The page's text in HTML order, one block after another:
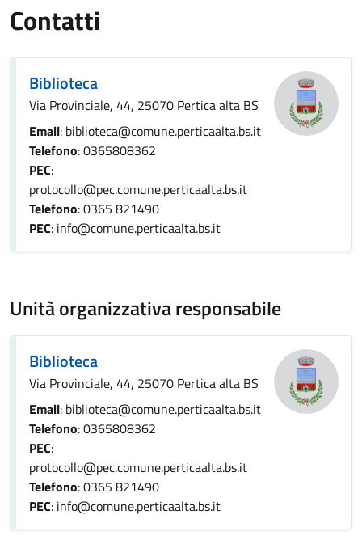
Contatti
Biblioteca
Via Provinciale, 44, 25070 Pertica alta BS
Email: biblioteca@comune.perticaalta.bs.it
Telefono: 0365808362
PEC:
protocollo@pec.comune.perticaalta.bs.it
Telefono: 0365 821490
PEC: info@comune.perticaalta.bs.it
Unità organizzativa responsabile
Biblioteca
Via Provinciale, 44, 25070 Pertica alta BS
Email: biblioteca@comune.perticaalta.bs.it
Telefono: 0365808362
PEC:
protocollo@pec.comune.perticaalta.bs.it
Telefono: 0365 821490
PEC: info@comune.perticaalta.bs.it